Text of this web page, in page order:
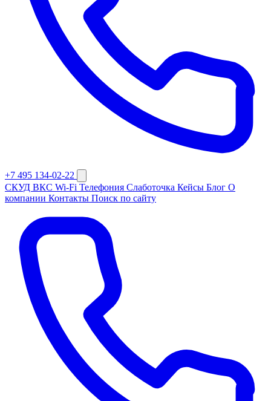
+7 495 134-02-22
СКУД ВКС Wi-Fi Телефония Слаботочка Кейсы Блог О
компании Контакты Поиск по сайту